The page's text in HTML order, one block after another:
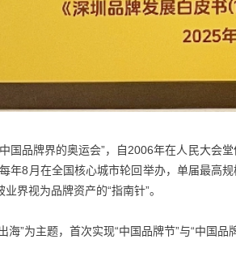
国品牌界的奥运会”，自2006年在人民大会
年8月在全国核心城市轮回举办，单届最高
界视为品牌资产的“指南针”。
海”为主题，首次实现“中国品牌节”与“中国